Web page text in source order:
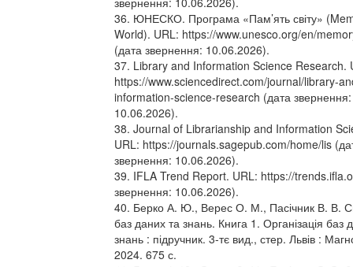
36. ЮНЕСКО. Програма «Пам’ять світу»
World). URL: https://www.unesco.org/en/
(дата звернення: 10.06.2026).
37. Library and Information Science Research.
https://www.sciencedirect.com/journal/library-
information-science-research (дата звернення:
10.06.2026).
38. Journal of Librarianship and Information
URL: https://journals.sagepub.com/home/lis
звернення: 10.06.2026).
39. IFLA Trend Report. URL: https://
звернення: 10.06.2026).
40. Берко А. Ю., Верес О. М., Пасічник В. В.
баз даних та знань. Книга 1. Організація баз
знань : підручник. 3-тє вид., стер. Львів :
2024. 675 с.